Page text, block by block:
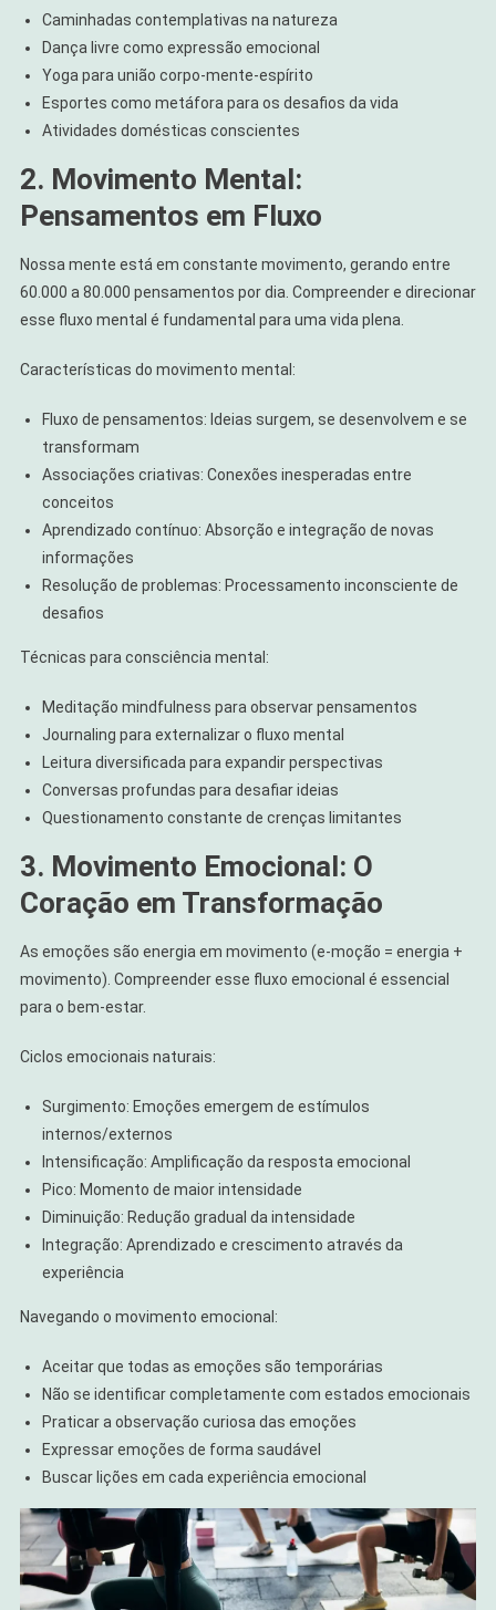
Caminhadas contemplativas na natureza
Dança livre como expressão emocional
Yoga para união corpo-mente-espírito
Esportes como metáfora para os desafios da vida
Atividades domésticas conscientes
2. Movimento Mental:
Pensamentos em Fluxo
Nossa mente está em constante movimento, gerando entre
60.000 a 80.000 pensamentos por dia. Compreender e direcionar
esse fluxo mental é fundamental para uma vida plena.
Características do movimento mental:
Fluxo de pensamentos: Ideias surgem, se desenvolvem e se
transformam
Associações criativas: Conexões inesperadas entre
conceitos
Aprendizado contínuo: Absorção e integração de novas
informações
Resolução de problemas: Processamento inconsciente de
desafios
Técnicas para consciência mental:
Meditação mindfulness para observar pensamentos
Journaling para externalizar o fluxo mental
Leitura diversificada para expandir perspectivas
Conversas profundas para desafiar ideias
Questionamento constante de crenças limitantes
3. Movimento Emocional: O
Coração em Transformação
As emoções são energia em movimento (e-moção = energia +
movimento). Compreender esse fluxo emocional é essencial
para o bem-estar.
Ciclos emocionais naturais:
Surgimento: Emoções emergem de estímulos
internos/externos
Intensificação: Amplificação da resposta emocional
Pico: Momento de maior intensidade
Diminuição: Redução gradual da intensidade
Integração: Aprendizado e crescimento através da
experiência
Navegando o movimento emocional:
Aceitar que todas as emoções são temporárias
Não se identificar completamente com estados emocionais
Praticar a observação curiosa das emoções
Expressar emoções de forma saudável
Buscar lições em cada experiência emocional